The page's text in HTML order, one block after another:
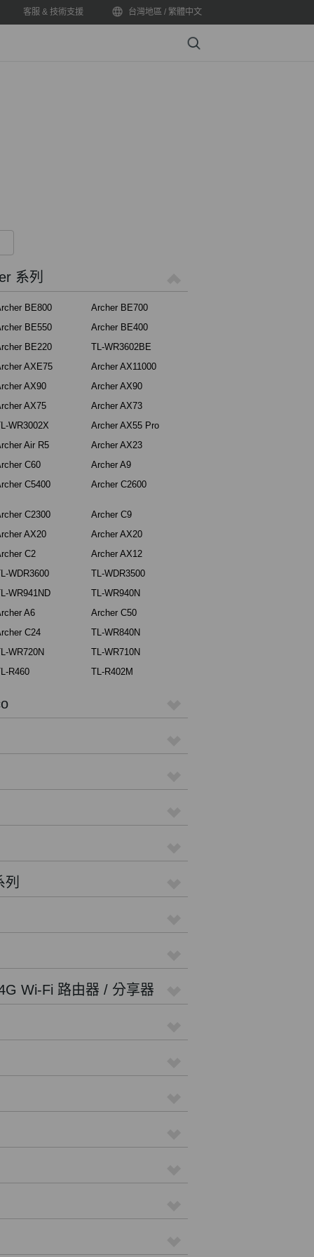
客服 & 技術支援 台灣地區 / 繁體中文
Search
系列
BE800
Archer BE700
BE550
Archer BE400
BE220
TL-WR3602BE
AXE75
Archer AX11000
AX90
Archer AX90
AX75
Archer AX73
WR3002X
Archer AX55 Pro
Air R5
Archer AX23
C60
Archer A9
C5400 Archer C2600
C2300
Archer C9
AX20
Archer AX20
C2
Archer AX12
WDR3600
TL-WDR3500
WR941ND
TL-WR940N
A6
Archer C50
C24
TL-WR840N
WR720N
TL-WR710N
R460 TL-R402M
Wi-Fi 路由器 / 分享器